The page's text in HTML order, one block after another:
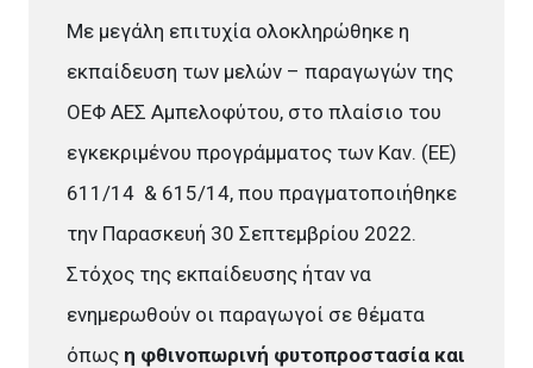
Με μεγάλη επιτυχία ολοκληρώθηκε η
εκπαίδευση των μελών – παραγωγών της
ΟΕΦ ΑΕΣ Αμπελοφύτου, στο πλαίσιο του
εγκεκριμένου προγράμματος των Καν. (ΕΕ)
611/14 & 615/14, που πραγματοποιήθηκε
την Παρασκευή 30 Σεπτεμβρίου 2022.
Στόχος της εκπαίδευσης ήταν να
ενημερωθούν οι παραγωγοί σε θέματα
όπως η φθινοπωρινή φυτοπροστασία και